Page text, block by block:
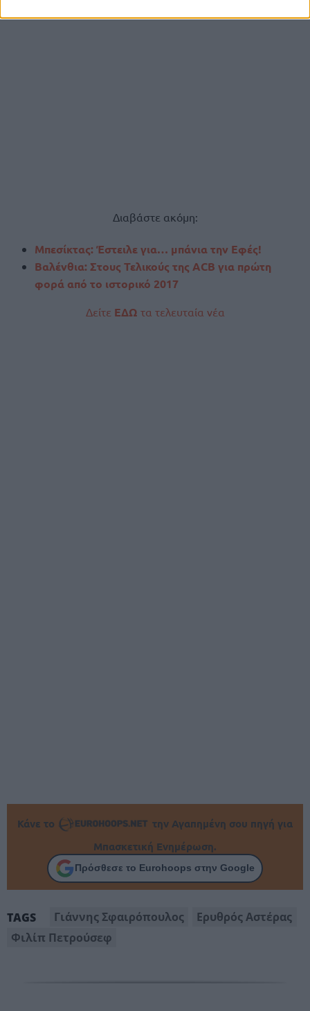
Διαβάστε ακόμη:
Μπεσίκτας: Έστειλε για… μπάνια την Εφές!
Βαλένθια: Στους Τελικούς της ACB για πρώτη
φορά από το ιστορικό 2017
Δείτε ΕΔΩ τα τελευταία νέα
Κάνε το
την Αγαπημένη σου πηγή για
Μπασκετική Ενημέρωση.
Πρόσθεσε το Eurohoops στην Google
TAGS Γιάννης Σφαιρόπουλος
Ερυθρός Αστέρας
Φιλίπ Πετρούσεφ